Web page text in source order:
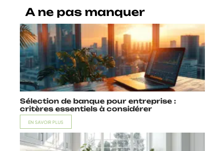
A ne pas manquer
Sélection de banque pour entreprise :
critères essentiels à considérer
EN SAVOIR PLUS